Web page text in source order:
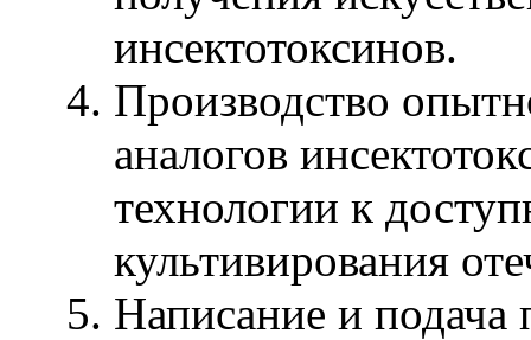
инсектотоксинов.
Производство
аналогов
технологии к
культивирования
Написание и подача